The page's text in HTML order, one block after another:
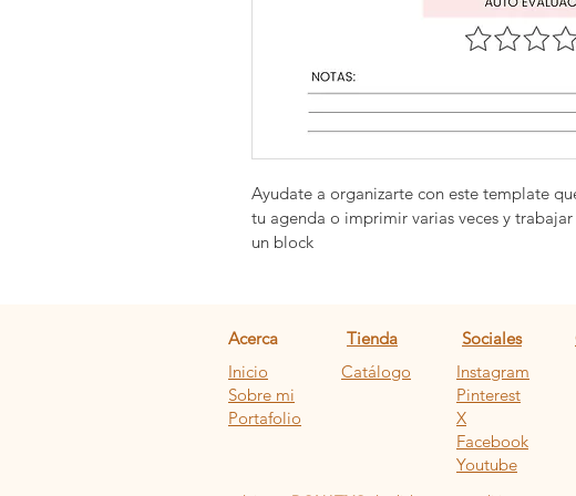
Ayudate a organizarte con este template
tu agenda o imprimir varias veces y
un block
Tienda
Acerca Sociales
Catálogo
Inicio
Sobre mi
Portafolio
Instagram
Pinterest
X
Facebook
Youtube